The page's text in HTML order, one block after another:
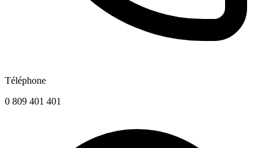
Téléphone
0 809 401 401